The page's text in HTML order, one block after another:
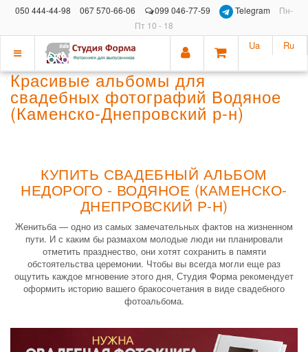
050 444-44-98 067 570-66-06 099 046-77-59 Telegram
Пн-
Пт 10 - 18
Показать
меню
Ua Ru
Красивые альбомы для
свадебных фотографий Водяное
(Каменско-Днепровский р-н)
КУПИТЬ СВАДЕБНЫЙ АЛЬБОМ
НЕДОРОГО - ВОДЯНОЕ (КАМЕНСКО-
ДНЕПРОВСКИЙ Р-Н)
Женитьба — одно из самых замечательных фактов на жизненном
пути. И с каким бы размахом молодые люди ни планировали
отметить празднество, они хотят сохранить в памяти
обстоятельства церемонии. Чтобы вы всегда могли еще раз
ощутить каждое мгновение этого дня, Студия Форма рекомендует
оформить историю вашего бракосочетания в виде свадебного
фотоальбома.